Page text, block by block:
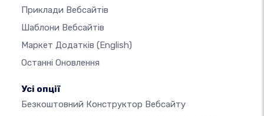
Приклади Вебсайтів
Шаблони Вебсайтів
Маркет Додатків (English)
Останні Оновлення
Усі опції
Безкоштовний Конструктор Вебсайту